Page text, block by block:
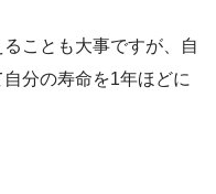
ことも大事ですが、自
分の寿命を1年ほどに